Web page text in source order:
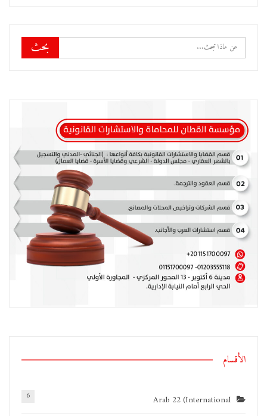
الأقسام
Arab 22 (International
6